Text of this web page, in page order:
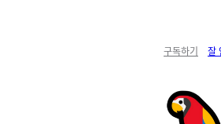
구독하기 잘